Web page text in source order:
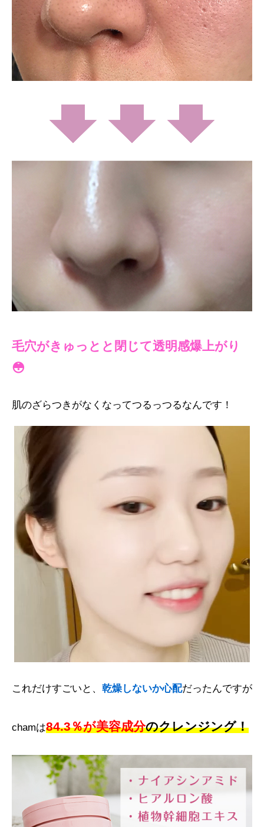
毛穴がきゅっとと閉じて透明感爆上がり
😳
肌のざらつきがなくなってつるっつるなんです！
これだけすごいと、 乾燥しないか心配だったんですが
chamは84.3％が美容成分のクレンジング！